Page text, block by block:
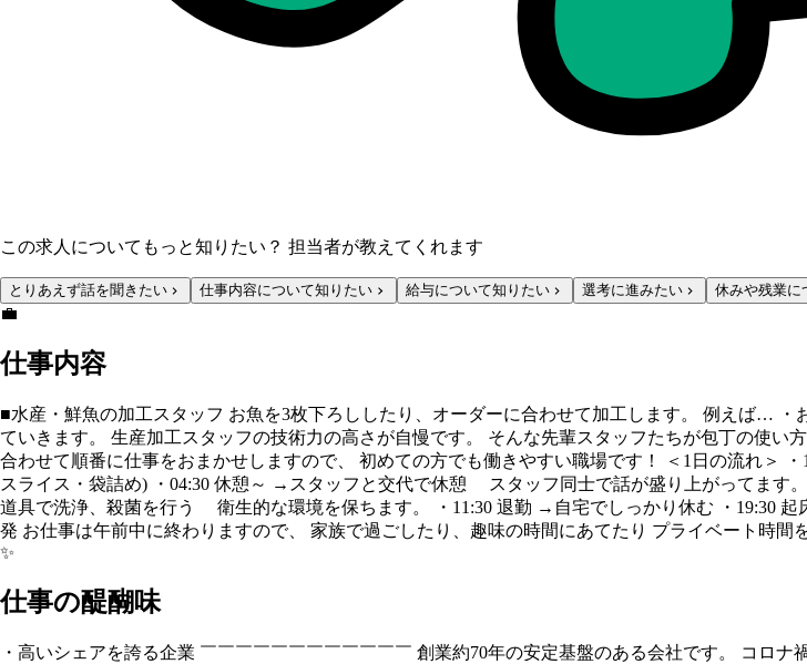
この求人についてもっと知りたい？ 担当者が教えてくれます
とりあえず話を聞きたい 仕事内容について知りたい 給与について知りたい 選考に進みたい 休みや残業に
💼
仕事内容
■水産・鮮魚の加工スタッフ お魚を3枚下ろししたり、オーダーに合わせて加工します。 例えば…
ていきます。 生産加工スタッフの技術力の高さが自慢です。 そんな先輩スタッフたちが包丁の使
合わせて順番に仕事をおまかせしますので、 初めての方でも働きやすい職場です！ ＜1日の流れ＞
スライス・袋詰め) ・04:30 休憩～ →スタッフと交代で休憩 スタッフ同士で話が盛り上がってま
道具で洗浄、殺菌を行う 衛生的な環境を保ちます。 ・11:30 退勤 →自宅でしっかり休む ・19:30
発 お仕事は午前中に終わりますので、 家族で過ごしたり、趣味の時間にあてたり プライベート時間
✨
仕事の醍醐味
・高いシェアを誇る企業 ￣￣￣￣￣￣￣￣￣￣￣￣ 創業約70年の安定基盤のある会社です。 コロ